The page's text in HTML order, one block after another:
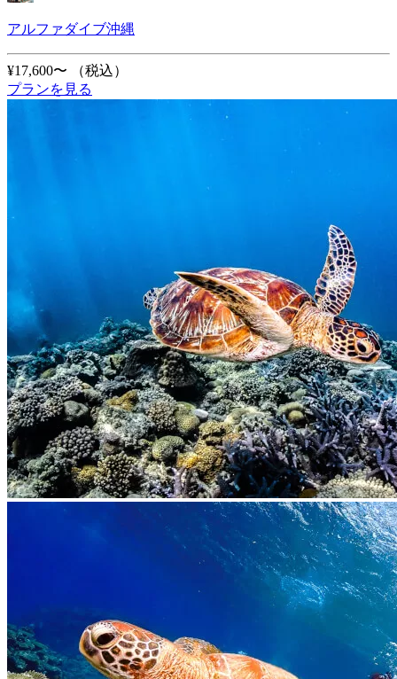
アルファダイブ沖縄
¥17,600〜
（税込）
プランを見る